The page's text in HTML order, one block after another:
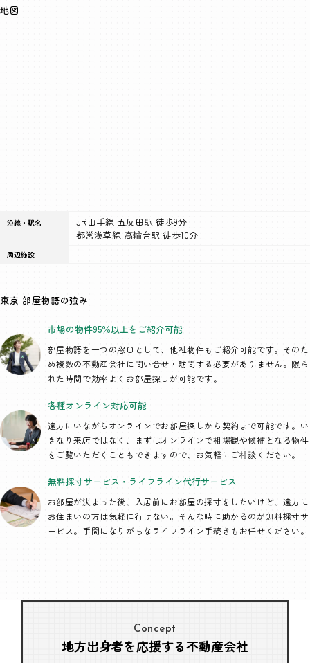
地図
沿線・駅名
JR山手線 五反田駅 徒歩9分
都営浅草線 高輪台駅 徒歩10分
周辺施設
東京 部屋物語の強み
市場の物件95％以上を ご紹介可能
部屋物語を一つの窓口として、他社物件もご紹介可能です。そのた
め複数の不動産会社に問い合せ・訪問する必要がありません。限ら
れた時間で効率よくお部屋探しが可能です。
各種オンライン対応可能
遠方にいながらオンラインでお部屋探しから契約まで可能です。い
きなり来店ではなく、まずはオンラインで相場観や候補となる物件
をご覧いただくこともできますので、お気軽にご相談ください。
無料採寸サービス・ ライフライン代行サービス
お部屋が決まった後、入居前にお部屋の採寸をしたいけど、遠方に
お住まいの方は気軽に行けない。そんな時に助かるのが無料採寸サ
ービス。手間になりがちなライフライン手続きもお任せください。
Concept
地方出身者を応援する不動産会社